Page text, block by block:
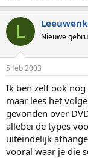
L Nieuwe
5 feb 2003
Ik ben zelf ook
maar lees het
gevonden over
allebei de types
uiteindelijk
vooral waar je die